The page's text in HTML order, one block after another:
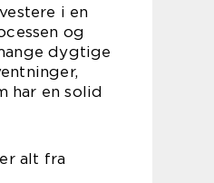
i en
og
dygtige
har en solid
alt fra